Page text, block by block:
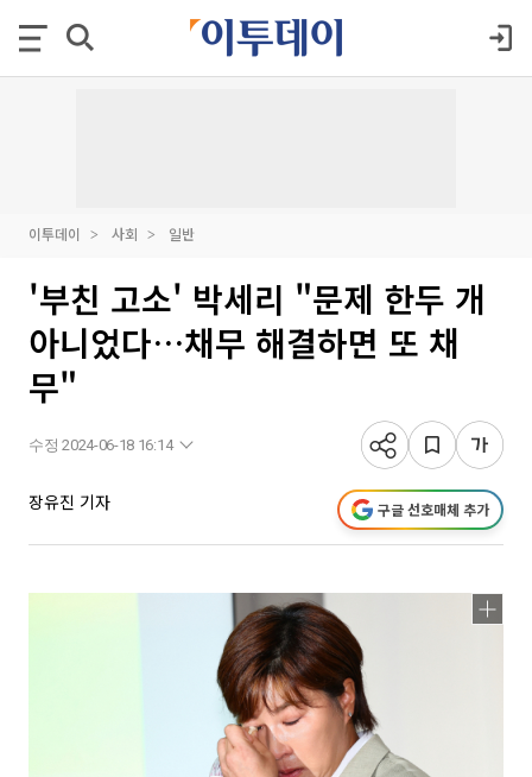
이투데이 사회 일반
'부친 고소' 박세리 "문제 한두 개
아니었다…채무 해결하면 또 채
무"
수정 2024-06-18 16:14
장유진 기자 구글 선호매체 추가